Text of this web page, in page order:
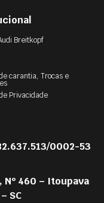
Breitkopf
carantia, Trocas e
Privacidade
0002-53
Nº 460 – Itoupava
SC